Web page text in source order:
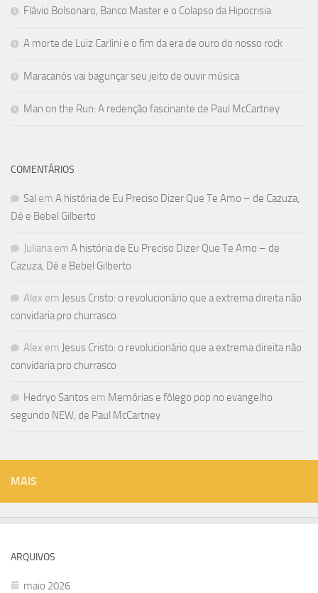
Flávio Bolsonaro, Banco Master e o Colapso da Hipocrisia
A morte de Luiz Carlini e o fim da era de ouro do nosso rock
Maracanós vai bagunçar seu jeito de ouvir música
Man on the Run: A redenção fascinante de Paul McCartney
COMENTÁRIOS
Sal em A história de Eu Preciso Dizer Que Te Amo – de Cazuza,
Dé e Bebel Gilberto
Juliana em A história de Eu Preciso Dizer Que Te Amo – de
Cazuza, Dé e Bebel Gilberto
Alex em Jesus Cristo: o revolucionário que a extrema direita não
convidaria pro churrasco
Alex em Jesus Cristo: o revolucionário que a extrema direita não
convidaria pro churrasco
Hedryo Santos em Memórias e fôlego pop no evangelho
segundo NEW, de Paul McCartney
MAIS
ARQUIVOS
maio 2026